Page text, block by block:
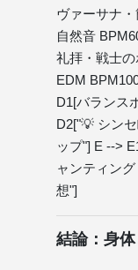
ヴァーサナ
自然音
礼拝・戦士
EDM
D1[バランス
D2["💡 シン
ップ"] E -->
ャンティン
想"]
結論：身